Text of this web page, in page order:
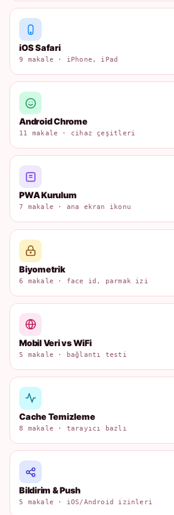
iOS Safari
9 makale · iPhone, iPad
Android Chrome
11 makale · cihaz çeşitleri
PWA Kurulum
7 makale · ana ekran ikonu
Biyometrik
6 makale · face id, parmak izi
Mobil Veri vs WiFi
5 makale · bağlantı testi
Cache Temizleme
8 makale · tarayıcı bazlı
Bildirim & Push
5 makale · iOS/Android izinleri